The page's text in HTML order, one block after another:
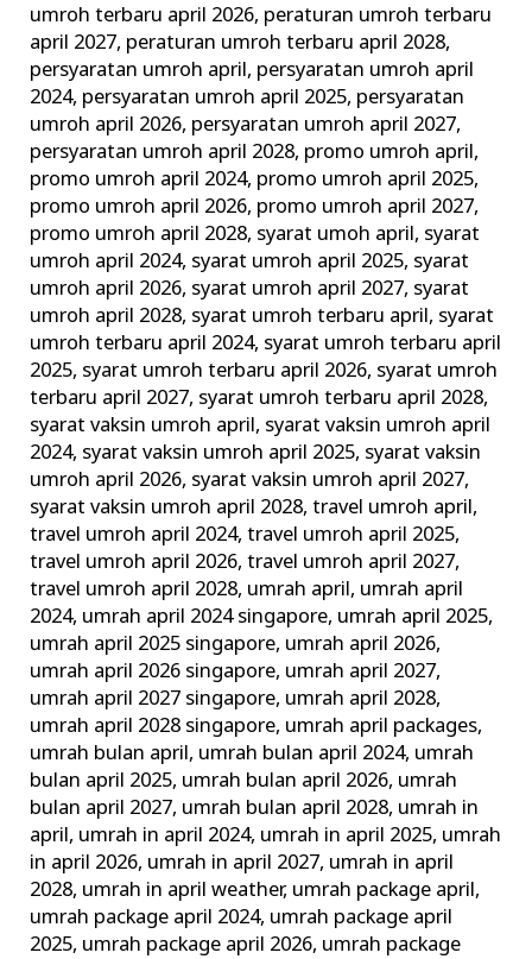
umroh terbaru april 2026, peraturan umroh terbaru
april 2027, peraturan umroh terbaru april 2028,
persyaratan umroh april, persyaratan umroh april
2024, persyaratan umroh april 2025, persyaratan
umroh april 2026, persyaratan umroh april 2027,
persyaratan umroh april 2028, promo umroh april,
promo umroh april 2024, promo umroh april 2025,
promo umroh april 2026, promo umroh april 2027,
promo umroh april 2028, syarat umoh april, syarat
umroh april 2024, syarat umroh april 2025, syarat
umroh april 2026, syarat umroh april 2027, syarat
umroh april 2028, syarat umroh terbaru april, syarat
umroh terbaru april 2024, syarat umroh terbaru april
2025, syarat umroh terbaru april 2026, syarat umroh
terbaru april 2027, syarat umroh terbaru april 2028,
syarat vaksin umroh april, syarat vaksin umroh april
2024, syarat vaksin umroh april 2025, syarat vaksin
umroh april 2026, syarat vaksin umroh april 2027,
syarat vaksin umroh april 2028,travel umroh april,
travel umroh april 2024,travel umroh april 2025,
travel umroh april 2026,travel umroh april 2027,
travel umroh april 2028, umrah april, umrah april
2024, umrah april 2024 singapore, umrah april 2025,
umrah april 2025 singapore, umrah april 2026,
umrah april 2026 singapore, umrah april 2027,
umrah april 2027 singapore, umrah april 2028,
umrah april 2028 singapore, umrah april packages,
umrah bulan april, umrah bulan april 2024, umrah
bulan april 2025, umrah bulan april 2026, umrah
bulan april 2027, umrah bulan april 2028, umrah in
april, umrah in april 2024, umrah in april 2025, umrah
in april 2026, umrah in april 2027, umrah in april
2028, umrah in april weather, umrah package april,
umrah package april 2024, umrah package april
2025, umrah package april 2026, umrah package